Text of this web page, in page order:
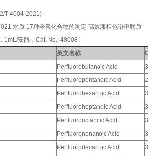
T 4004-2021)
水质 17种全氟化合物的测定 高效液相色谱串联质
1mL/安瓿，Cat. No.: 48008
英文名称
Perfluorobutanoic Acid
Perfluoropentanoic Acid
Perfluorohexanoic Acid
Perfluoroheptanoic Acid
Perfluorooctanoic Acid
Perfluorononanoic Acid
Perfluorodecanoic Acid